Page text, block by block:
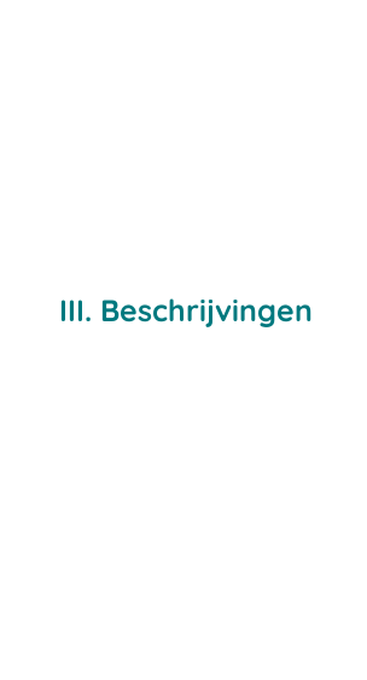
III. Beschrijvingen